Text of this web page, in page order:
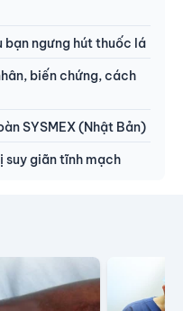
ngưng hút thuốc lá
biến chứng, cách
SYSMEX (Nhật Bản)
suy giãn tĩnh mạch